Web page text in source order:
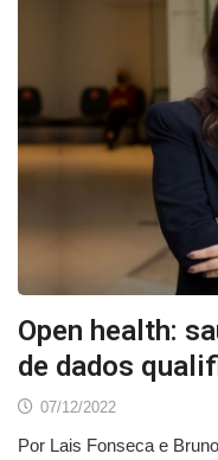
Open health:
de dados
07/12/2022
Por Lais Fonseca e